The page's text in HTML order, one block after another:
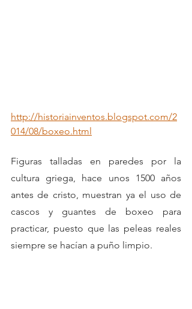
http://historiainventos.blogspot.com/2
014/08/boxeo.html
Figuras talladas en paredes por la
cultura griega, hace unos 1500 años
antes de cristo, muestran ya el uso de
cascos y guantes de boxeo para
practicar, puesto que las peleas reales
siempre se hacían a puño limpio.